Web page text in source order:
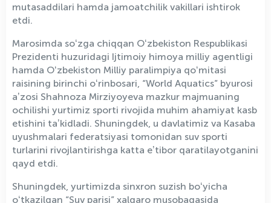
mutasaddilari hamda jamoatchilik vakillari ishtirok
etdi.
Marosimda soʻzga chiqqan Oʻzbekiston Respublikasi
Prezidenti huzuridagi Ijtimoiy himoya milliy agentligi
hamda Oʻzbekiston Milliy paralimpiya qoʻmitasi
raisining birinchi oʻrinbosari, “World Aquatics” byurosi
aʼzosi Shahnoza Mirziyoyeva mazkur majmuaning
ochilishi yurtimiz sporti rivojida muhim ahamiyat kasb
etishini taʼkidladi. Shuningdek, u davlatimiz va Kasaba
uyushmalari federatsiyasi tomonidan suv sporti
turlarini rivojlantirishga katta eʼtibor qaratilayotganini
qayd etdi.
Shuningdek, yurtimizda sinxron suzish boʻyicha
oʻtkazilgan “Suv parisi” xalqaro musobaqasida